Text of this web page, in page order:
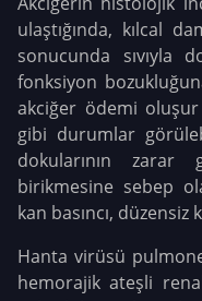
ulaştığında, kılcal
sonucunda sıvıyla
fonksiyon
akciğer ödemi
gibi durumlar
dokularının zarar
birikmesine sebep
kan basıncı, düzensiz
Hanta virüsü
hemorajik ateşli